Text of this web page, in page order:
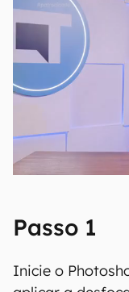
Passo 1
Inicie o